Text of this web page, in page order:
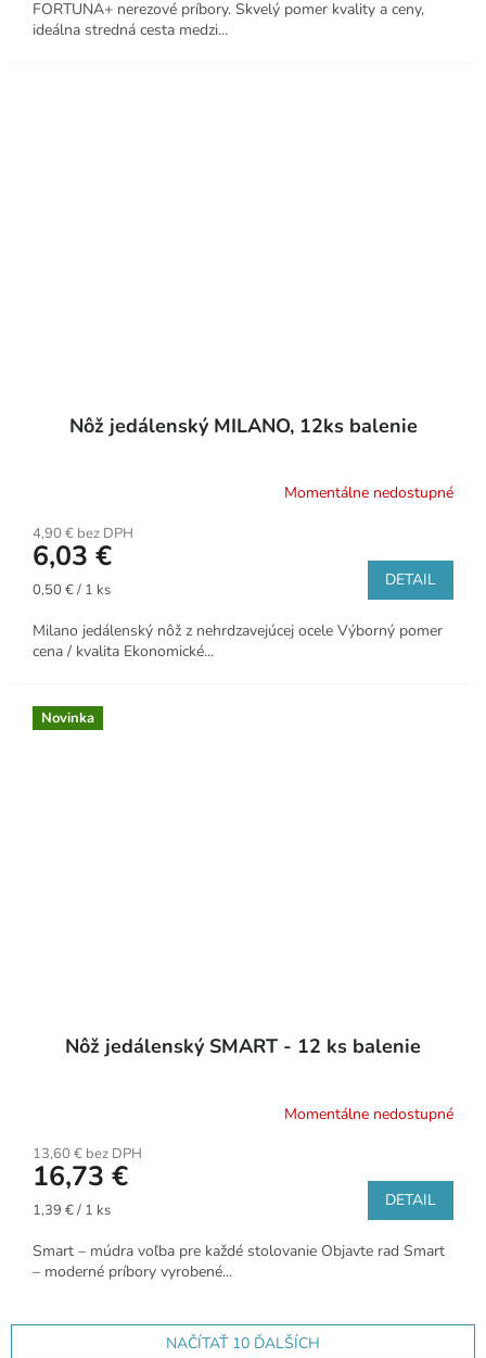
FORTUNA+ nerezové príbory. Skvelý pomer kvality a ceny,
ideálna stredná cesta medzi...
Nôž jedálenský MILANO, 12ks balenie
Momentálne nedostupné
4,90 € bez DPH
6,03 €
Jednotková
0,50 € / 1 ks DETAIL
Milano jedálenský nôž z nehrdzavejúcej ocele Výborný pomer
cena / kvalita Ekonomické...
Novinka
Nôž jedálenský SMART - 12 ks balenie
Momentálne nedostupné
13,60 € bez DPH
16,73 €
Jednotková
1,39 € / 1 ks DETAIL
Smart – múdra voľba pre každé stolovanie Objavte rad Smart
– moderné príbory vyrobené...
NAČÍTAŤ 10 ĎALŠÍCH